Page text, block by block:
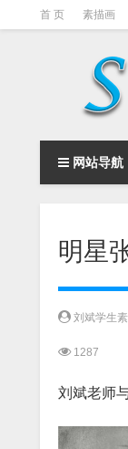
首 页 素描画
素描视频教程
网站导航
明星
刘斌学生
1287
刘斌老师